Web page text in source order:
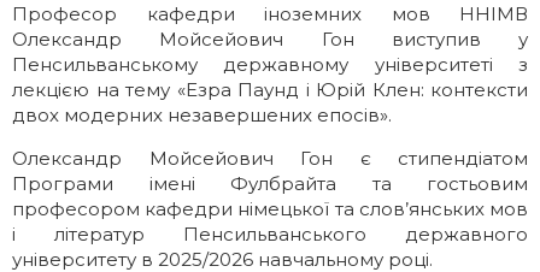
Професор кафедри іноземних мов ННІМВ
Олександр Мойсейович Гон виступив у
Пенсильванському державному університеті з
лекцією на тему «Езра Паунд і Юрій Клен: контексти
двох модерних незавершених епосів».
Олександр Мойсейович Гон є стипендіатом
Програми імені Фулбрайта та гостьовим
професором кафедри німецької та слов’янських мов
і літератур Пенсильванського державного
університету в 2025/2026 навчальному році.
Громадські обговорення